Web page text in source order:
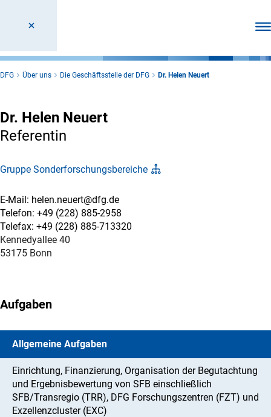
DFG Über uns Die Geschäftsstelle der DFG Dr. Helen Neuert
Dr. Helen Neuert
Referentin
Gruppe Sonderforschungsbereiche
E-Mail: helen.neuert@dfg.de
Telefon: +49 (228) 885-2958
Telefax: +49 (228) 885-713320
Kennedyallee 40
53175 Bonn
Aufgaben
Allgemeine Aufgaben
Einrichtung, Finanzierung, Organisation der Begutachtung
und Ergebnisbewertung von SFB einschließlich
SFB/Transregio (TRR), DFG Forschungszentren (FZT) und
Exzellenzcluster (EXC)